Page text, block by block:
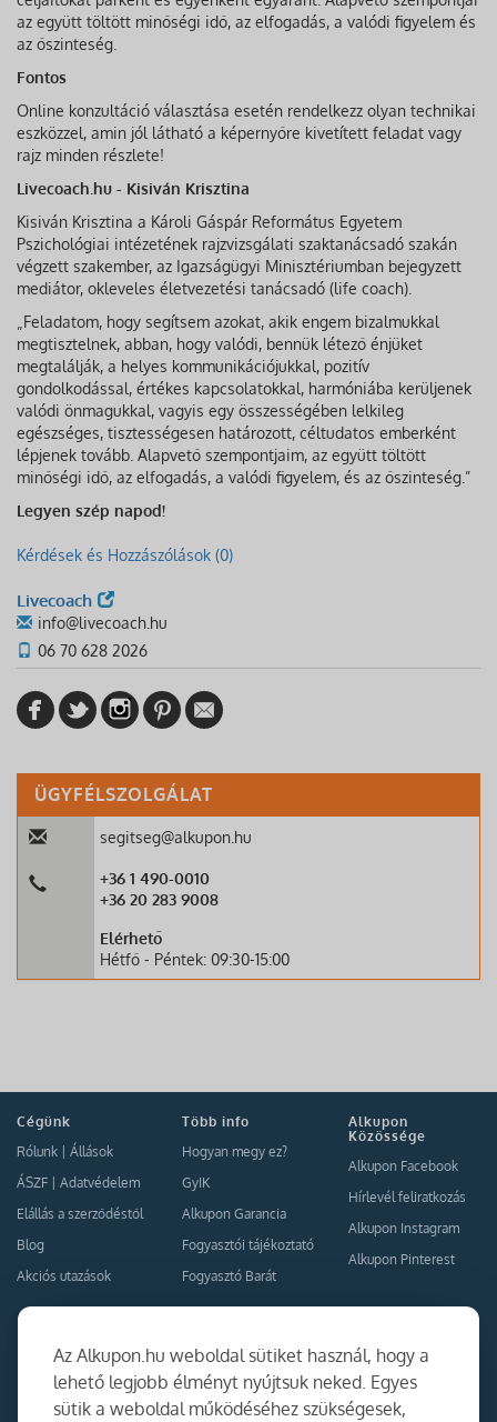
Az Alkupon.hu weboldal sütiket használ, hogy a
lehető legjobb élményt nyújtsuk neked. Egyes
sütik a weboldal működéséhez szükségesek,
az együtt töltött minőségi idő, az elfogadás, a valódi figyelem és
az őszinteség.
Fontos
Online konzultáció választása esetén rendelkezz olyan technikai
eszközzel, amin jól látható a képernyőre kivetített feladat vagy
rajz minden részlete!
Livecoach.hu - Kisiván Krisztina
Kisiván Krisztina a Károli Gáspár Református Egyetem
Pszichológiai intézetének rajzvizsgálati szaktanácsadó szakán
végzett szakember, az Igazságügyi Minisztériumban bejegyzett
mediátor, okleveles életvezetési tanácsadó (life coach).
„Feladatom, hogy segítsem azokat, akik engem bizalmukkal
megtisztelnek, abban, hogy valódi, bennük létező énjüket
megtalálják, a helyes kommunikációjukkal, pozitív
gondolkodással, értékes kapcsolatokkal, harmóniába kerüljenek
valódi önmagukkal, vagyis egy összességében lelkileg
egészséges, tisztességesen határozott, céltudatos emberként
lépjenek tovább. Alapvető szempontjaim, az együtt töltött
minőségi idő, az elfogadás, a valódi figyelem, és az őszinteség.”
Legyen szép napod!
Kérdések és Hozzászólások (0)
Livecoach
info@livecoach.hu
06 70 628 2026
ÜGYFÉLSZOLGÁLAT
segitseg@alkupon.hu
+36 1 490-0010
+36 20 283 9008
Elérhető
Hétfő - Péntek: 09:30-15:00
Cégünk
Rólunk
Állások
ÁSZF
Adatvédelem
Elállás a szerződéstől
Blog
Akciós utazások
Több info
Hogyan megy ez?
GyIK
Alkupon Garancia
Fogyasztói tájékoztató
Fogyasztó Barát
Alkupon
Közössége
Alkupon Facebook
Hírlevél feliratkozás
Alkupon Instagram
Alkupon Pinterest
Együttműködés
Kapcsolat
Ajánlj nekünk!